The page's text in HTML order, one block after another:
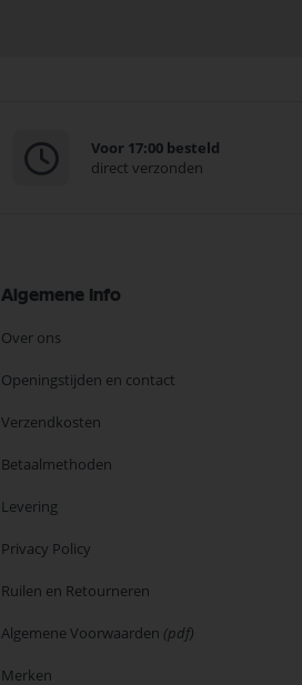
Voor 17:00 besteld
direct verzonden
Algemene Info
Over ons
Openingstijden en contact
Verzendkosten
Betaalmethoden
Levering
Privacy Policy
Ruilen en Retourneren
Algemene Voorwaarden (pdf)
Merken